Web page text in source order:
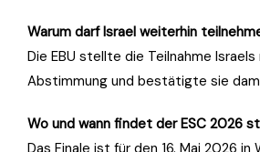
Warum darf Israel weiterhin
Die EBU stellte die Teilnahme
Abstimmung und bestätigte sie
Wo und wann findet der ESC 2026